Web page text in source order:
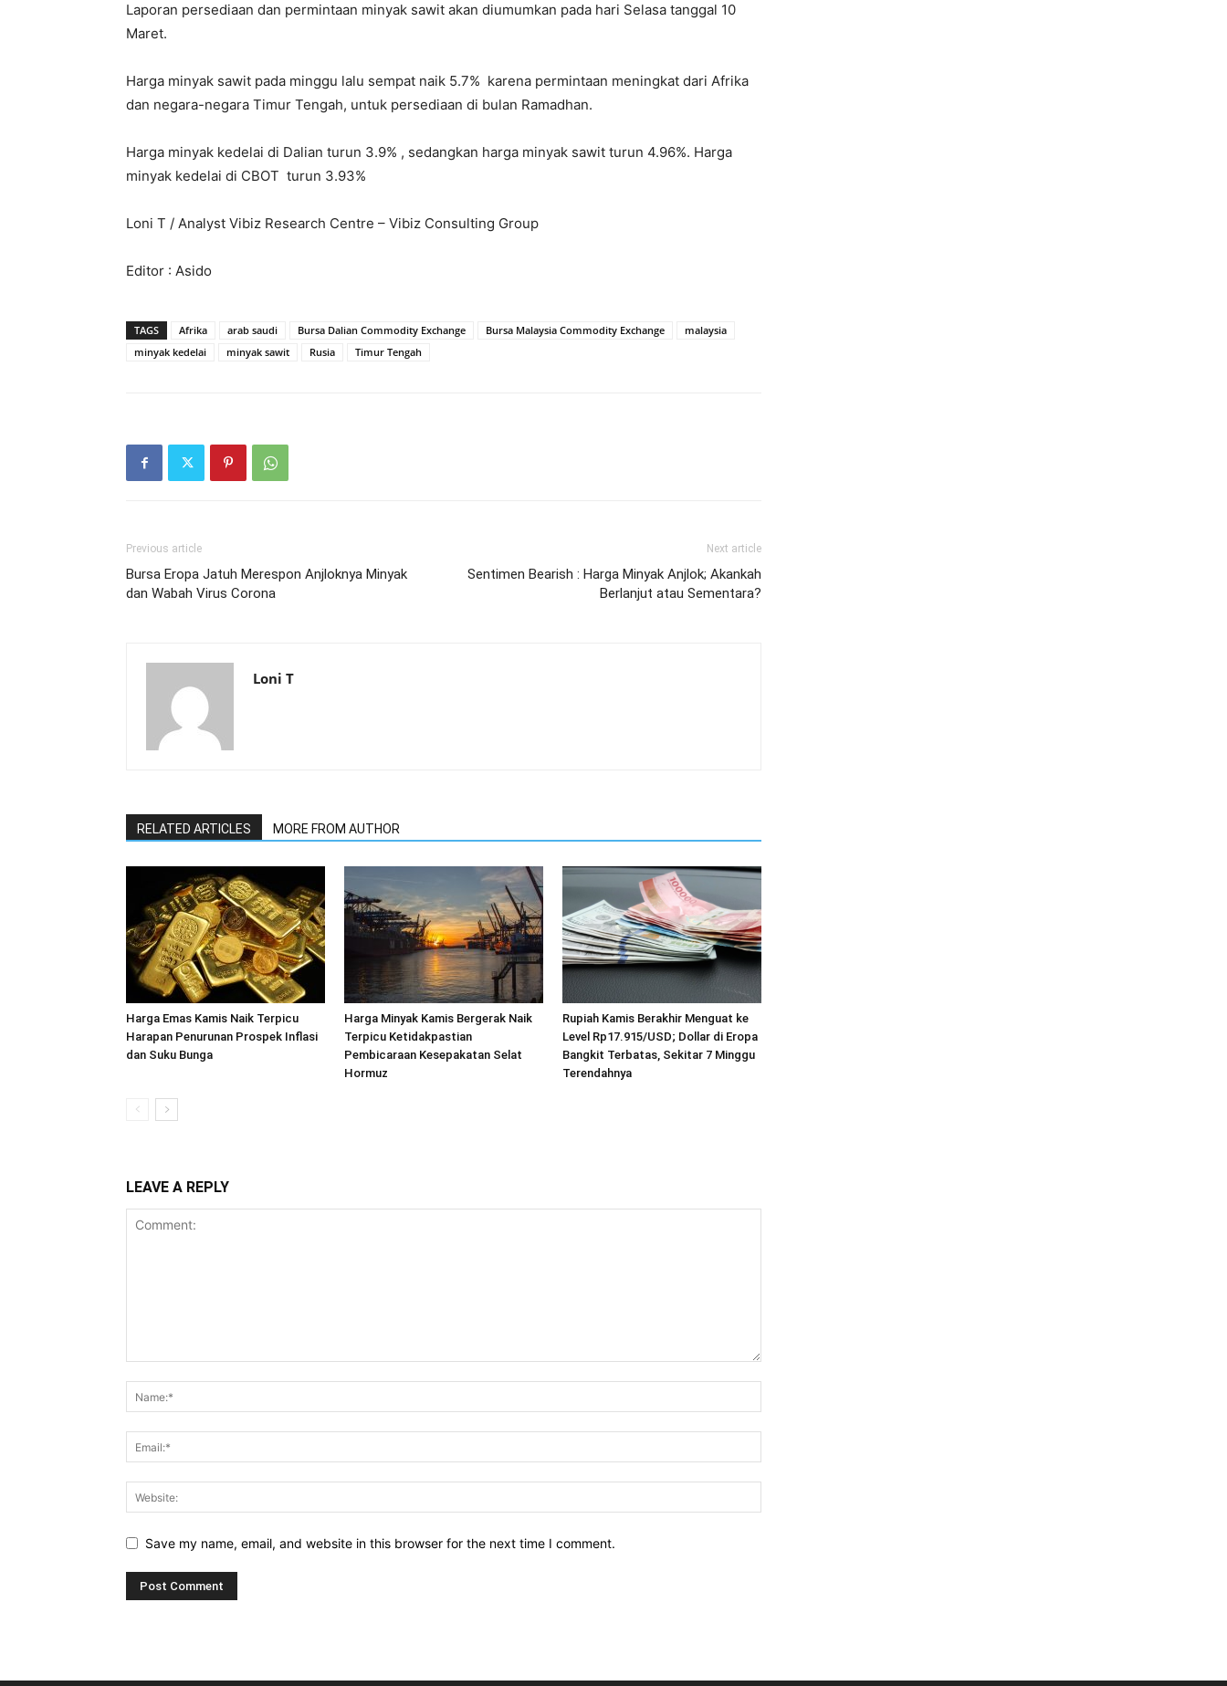
Laporan persediaan dan permintaan minyak sawit akan diumumkan pada hari Selasa tanggal 10
Maret.
Harga minyak sawit pada minggu lalu sempat naik 5.7% karena permintaan meningkat dari Afrika
dan negara-negara Timur Tengah, untuk persediaan di bulan Ramadhan.
Harga minyak kedelai di Dalian turun 3.9% , sedangkan harga minyak sawit turun 4.96%. Harga
minyak kedelai di CBOT turun 3.93%
Loni T / Analyst Vibiz Research Centre – Vibiz Consulting Group
Editor : Asido
TAGS Afrika arab saudi Bursa Dalian Commodity Exchange Bursa Malaysia Commodity Exchange
malaysia
minyak kedelai
minyak sawit Rusia Timur Tengah
Previous article
Bursa Eropa Jatuh Merespon Anjloknya Minyak
dan Wabah Virus Corona
Next article
Sentimen Bearish : Harga Minyak Anjlok; Akankah
Berlanjut atau Sementara?
Loni T
RELATED ARTICLES MORE FROM AUTHOR
Harga Emas Kamis Naik Terpicu
Harapan Penurunan Prospek Inflasi
dan Suku Bunga
Harga Minyak Kamis Bergerak Naik
Terpicu Ketidakpastian
Pembicaraan Kesepakatan Selat
Hormuz
Rupiah Kamis Berakhir Menguat ke
Level Rp17.915/USD; Dollar di Eropa
Bangkit Terbatas, Sekitar 7 Minggu
Terendahnya
LEAVE A REPLY
Save my name, email, and website in this browser for the next time I comment.